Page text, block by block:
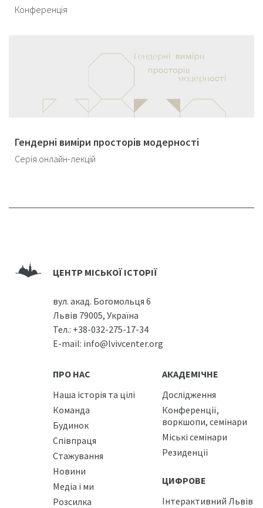
Конференція
Гендерні виміри просторів модерності
Серія онлайн-лекцій
ЦЕНТР МІСЬКОЇ ІСТОРІЇ
вул. акад. Богомольця 6
Львів 79005, Україна
Тел.: +38-032-275-17-34
E-mail: info@lvivcenter.org
ПРО НАС
Наша історія та цілі
Команда
Будинок
Співпраця
Стажування
Новини
Медіа і ми
Розсилка
АКАДЕМІЧНЕ
Дослідження
Конференції,
воркшопи, семінари
Міські семінари
Резиденції
ЦИФРОВЕ
Інтерактивний Львів